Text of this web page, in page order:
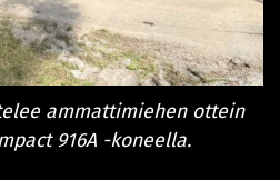
ammattimiehen ottein
916A -koneella.